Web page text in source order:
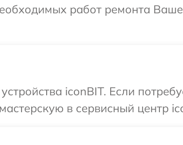
работ ремонта
iconBIT. Если
в сервисный центр